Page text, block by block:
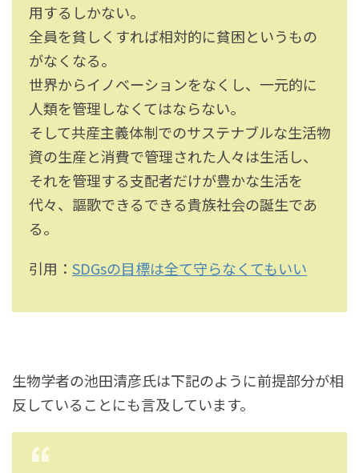
用するしかない。
全員を貧しくすれば相対的に貧困というもの
がなくなる。
世界からイノベーションをなくし、一元的に
人類を管理しなくてはならない。
そして共産主義体制でのサステナブルな生活物
資の生産と消費で管理された人々は生活し、
それを管理する支配者だけが豊かな生活を
代々、謳歌できるできる貴族社会の誕生であ
る。
引用： SDGsの目標は全て守らなくてもいい
生物学者の池田清彦氏は下記のように前提部分が相
反していることにも言及しています。